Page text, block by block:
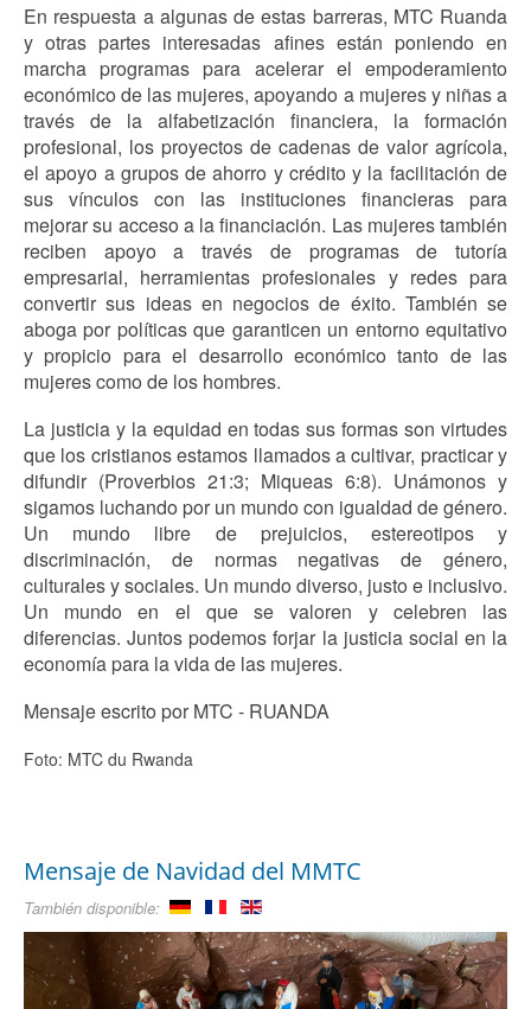
En respuesta a algunas de estas barreras, MTC Ruanda
y otras partes interesadas afines están poniendo en
marcha programas para acelerar el empoderamiento
económico de las mujeres, apoyando a mujeres y niñas a
través de la alfabetización financiera, la formación
profesional, los proyectos de cadenas de valor agrícola,
el apoyo a grupos de ahorro y crédito y la facilitación de
sus vínculos con las instituciones financieras para
mejorar su acceso a la financiación. Las mujeres también
reciben apoyo a través de programas de tutoría
empresarial, herramientas profesionales y redes para
convertir sus ideas en negocios de éxito. También se
aboga por políticas que garanticen un entorno equitativo
y propicio para el desarrollo económico tanto de las
mujeres como de los hombres.
La justicia y la equidad en todas sus formas son virtudes
que los cristianos estamos llamados a cultivar, practicar y
difundir (Proverbios 21:3; Miqueas 6:8). Unámonos y
sigamos luchando por un mundo con igualdad de género.
Un mundo libre de prejuicios, estereotipos y
discriminación, de normas negativas de género,
culturales y sociales. Un mundo diverso, justo e inclusivo.
Un mundo en el que se valoren y celebren las
diferencias. Juntos podemos forjar la justicia social en la
economía para la vida de las mujeres.
Mensaje escrito por MTC - RUANDA
Foto: MTC du Rwanda
Mensaje de Navidad del MMTC
También disponible:
¡Comprobar! ¡No llenar!